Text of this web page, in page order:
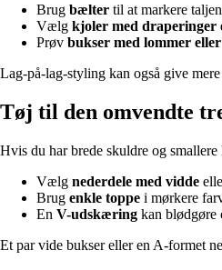
Brug bælter til at markere
Vælg kjoler med draperinger
Prøv bukser med lommer
Lag-på-lag-styling kan også give
Tøj til den omvendte
Hvis du har brede skuldre og
Vælg nederdele med vidde
Brug enkle toppe i mørkere
En V-udskæring kan blødgøre
Et par vide bukser eller en A-formet